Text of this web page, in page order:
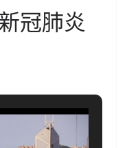
冠肺炎